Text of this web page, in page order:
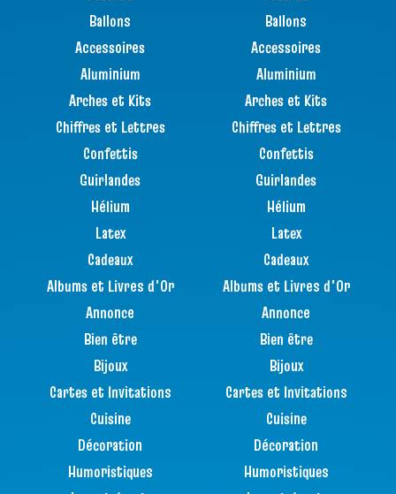
Ballons
Accessoires
Aluminium
Arches et Kits
Chiffres et Lettres
Confettis
Guirlandes
Hélium
Latex
Cadeaux
Albums et Livres d'Or
Annonce
Bien être
Bijoux
Cartes et Invitations
Cuisine
Décoration
Humoristiques
Ballons
Accessoires
Aluminium
Arches et Kits
Chiffres et Lettres
Confettis
Guirlandes
Hélium
Latex
Cadeaux
Albums et Livres d'Or
Annonce
Bien être
Bijoux
Cartes et Invitations
Cuisine
Décoration
Humoristiques